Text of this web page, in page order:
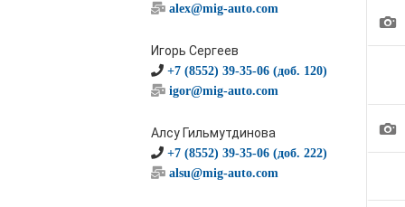
alex@mig-auto.com
Игорь Сергеев
+7 (8552) 39-35-06 (доб. 120)
igor@mig-auto.com
Алсу Гильмутдинова
+7 (8552) 39-35-06 (доб. 222)
alsu@mig-auto.com
1
1